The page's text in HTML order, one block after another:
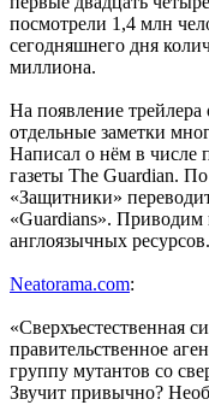
посмотрели 1,4 млн
сегодняшнего дня
миллиона.
На появление
отдельные заметки
Написал о нём в числе
газеты The Guardian.
«Защитники»
«Guardians». Приводим
англоязычных ресурсов.
Neatorama.com:
«Сверхъестественная
правительственное
группу мутантов со
Звучит привычно?